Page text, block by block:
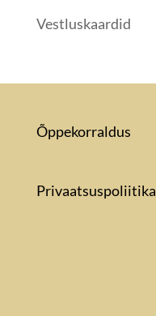
Vestluskaardid
Õppekorraldus
Privaatsuspoliitika